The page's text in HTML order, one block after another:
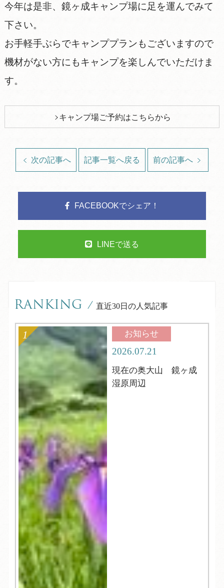
今年は是非、鏡ヶ成キャンプ場に足を運んでみて
下さい。
お手軽手ぶらでキャンププランもございますので
機材がない方にもキャンプを楽しんでいただけま
す。
キャンプ場ご予約はこちらから
次の記事へ 記事一覧へ戻る 前の記事へ
FACEBOOKでシェア！
LINEで送る
RANKING / 直近30日の人気記事
お知らせ
2026.07.21
現在の奥大山 鏡ヶ成
湿原周辺